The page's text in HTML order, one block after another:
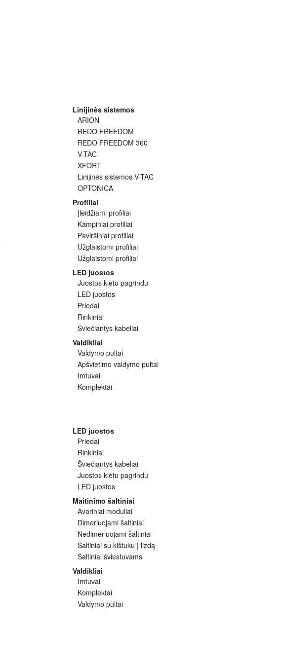
Linijinės sistemos
ARION
REDO FREEDOM
REDO FREEDOM 360
V-TAC
XFORT
Linijinės sistemos V-TAC
OPTONICA
Profiliai
Įleidžiami profiliai
Kampiniai profiliai
Paviršiniai profiliai
Užglaistomi profiliai
Užglaistomi profiliai
LED juostos
Juostos kietu pagrindu
LED juostos
Priedai
Rinkiniai
Šviečiantys kabeliai
Valdikliai
Valdymo pultai
Apšvietimo valdymo pultai
Imtuvai
Komplektai
LED juostos
Priedai
Rinkiniai
Šviečiantys kabeliai
Juostos kietu pagrindu
LED juostos
Maitinimo šaltiniai
Avariniai moduliai
Dimeriuojami šaltiniai
Nedimeriuojami šaltiniai
Šaltiniai su kištuku į lizdą
Šaltiniai šviestuvams
Valdikliai
Imtuvai
Komplektai
Valdymo pultai